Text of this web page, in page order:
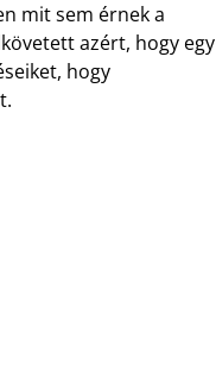
mit sem érnek a
azért, hogy egy
hogy